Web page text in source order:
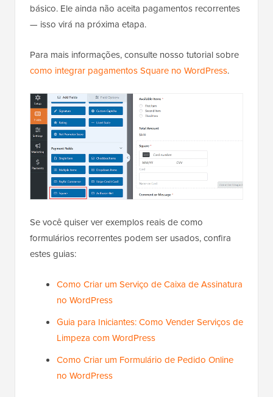
básico. Ele ainda não aceita pagamentos recorrentes
— isso virá na próxima etapa.
Para mais informações, consulte nosso tutorial sobre
como integrar pagamentos Square no WordPress.
Se você quiser ver exemplos reais de como
formulários recorrentes podem ser usados, confira
estes guias:
Como Criar um Serviço de Caixa de Assinatura
no WordPress
Guia para Iniciantes: Como Vender Serviços de
Limpeza com WordPress
Como Criar um Formulário de Pedido Online
no WordPress